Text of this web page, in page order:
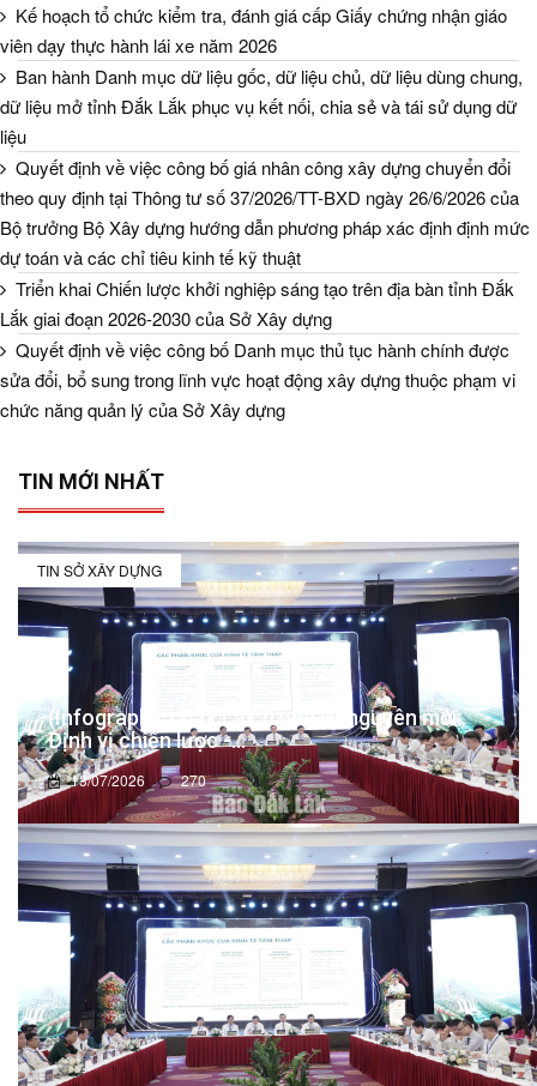
Kế hoạch tổ chức kiểm tra, đánh giá cấp Giấy chứng nhận giáo
viên dạy thực hành lái xe năm 2026
Ban hành Danh mục dữ liệu gốc, dữ liệu chủ, dữ liệu dùng chung,
dữ liệu mở tỉnh Đắk Lắk phục vụ kết nối, chia sẻ và tái sử dụng dữ
liệu
Quyết định về việc công bố giá nhân công xây dựng chuyển đổi
theo quy định tại Thông tư số 37/2026/TT-BXD ngày 26/6/2026 của
Bộ trưởng Bộ Xây dựng hướng dẫn phương pháp xác định định mức
dự toán và các chỉ tiêu kinh tế kỹ thuật
Triển khai Chiến lược khởi nghiệp sáng tạo trên địa bàn tỉnh Đắk
Lắk giai đoạn 2026-2030 của Sở Xây dựng
Quyết định về việc công bố Danh mục thủ tục hành chính được
sửa đổi, bổ sung trong lĩnh vực hoạt động xây dựng thuộc phạm vi
chức năng quản lý của Sở Xây dựng
TIN MỚI NHẤT
TIN SỞ XÂY DỰNG
(Infographic) Đắk Lắk trong kỷ nguyên mới:
Định vị chiến lược -...
13/07/2026 270